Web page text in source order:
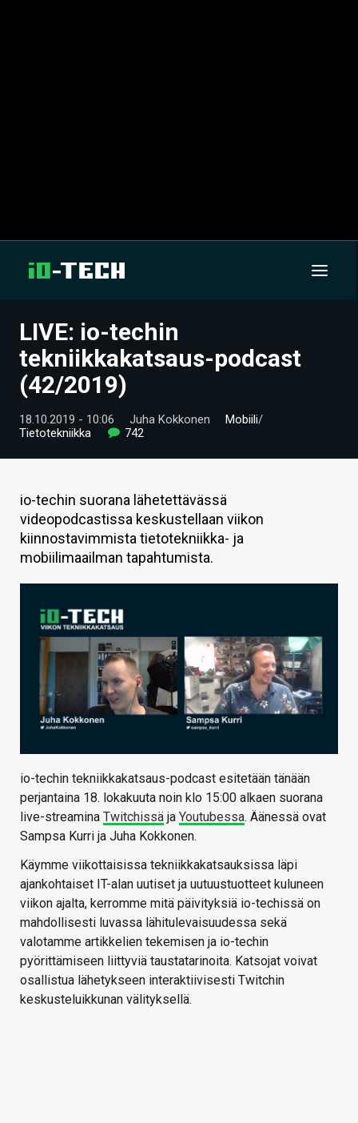
UUTISET
ARTIKKELIT
VIDEOT
HINTA.FI
KAUPPA
VAIHDA TEEMA
HAKU
LIVE: io-techin
tekniikkakatsaus-podcast
(42/2019)
18.10.2019 - 10:06 Juha Kokkonen Mobiili/
Tietotekniikka
742
io-techin suorana lähetettävässä
videopodcastissa keskustellaan viikon
kiinnostavimmista tietotekniikka- ja
mobiilimaailman tapahtumista.
io-techin tekniikkakatsaus-podcast esitetään tänään
perjantaina 18. lokakuuta noin klo 15:00 alkaen suorana
live-streamina Twitchissä ja Youtubessa. Äänessä ovat
Sampsa Kurri ja Juha Kokkonen.
Käymme viikottaisissa tekniikkakatsauksissa läpi
ajankohtaiset IT-alan uutiset ja uutuustuotteet kuluneen
viikon ajalta, kerromme mitä päivityksiä io-techissä on
mahdollisesti luvassa lähitulevaisuudessa sekä
valotamme artikkelien tekemisen ja io-techin
pyörittämiseen liittyviä taustatarinoita. Katsojat voivat
osallistua lähetykseen interaktiivisesti Twitchin
keskusteluikkunan välityksellä.